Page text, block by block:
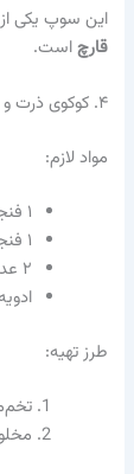
این سوپ یکی
قارچاست.
۴. کوکوی ذرت و قارچ
مواد لازم:
۱ فنجان ذرت
۱ فنجان قارچ خرد شده
۲ عدد تخم‌مرغ
طرز تهیه: